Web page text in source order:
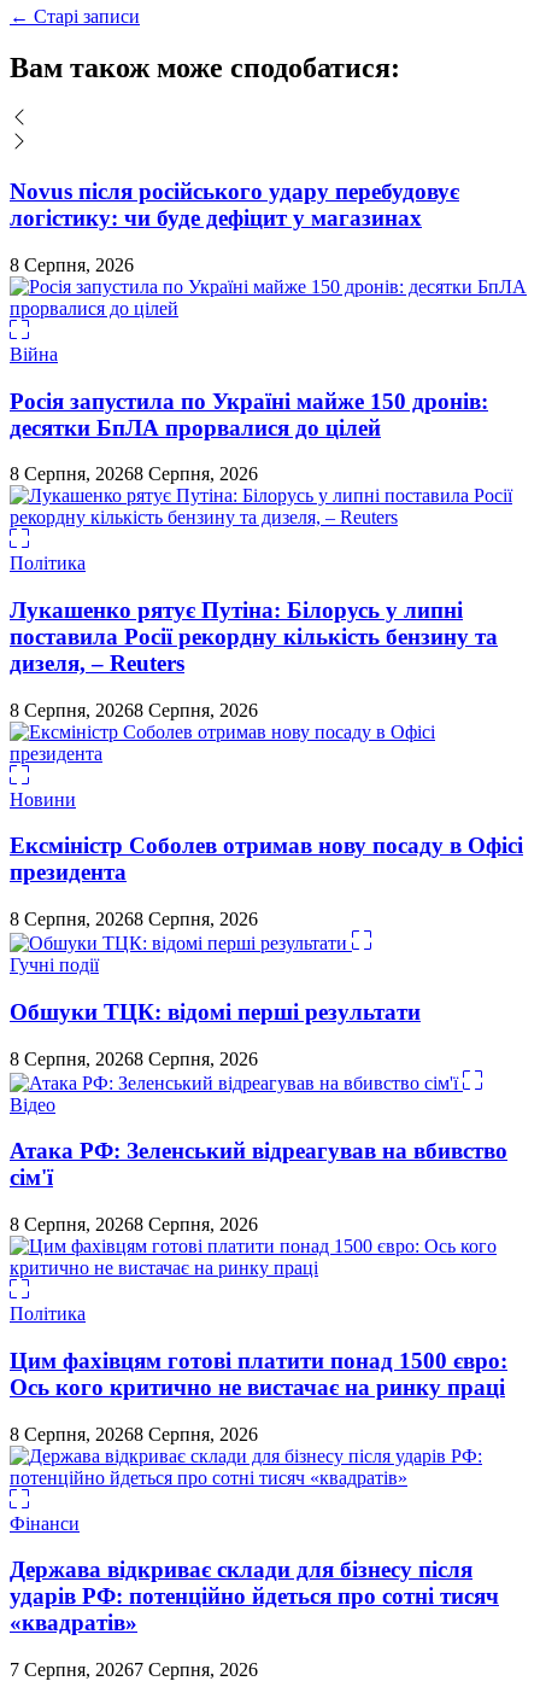
Навігація
за
записами
← Старі записи
Вам також може сподобатися:
Novus після російського удару перебудовує
логістику: чи буде дефіцит у магазинах
8 Серпня, 2026
Війна
Росія запустила по Україні майже 150 дронів:
десятки БпЛА прорвалися до цілей
8 Серпня, 20268 Серпня, 2026
Політика
Лукашенко рятує Путіна: Білорусь у липні
поставила Росії рекордну кількість бензину та
дизеля, – Reuters
8 Серпня, 20268 Серпня, 2026
Новини
Ексміністр Соболев отримав нову посаду в Офісі
президента
8 Серпня, 20268 Серпня, 2026
Гучні події
Обшуки ТЦК: відомі перші результати
8 Серпня, 20268 Серпня, 2026
Відео
Атака РФ: Зеленський відреагував на вбивство
сім'ї
8 Серпня, 20268 Серпня, 2026
Політика
Цим фахівцям готові платити понад 1500 євро:
Ось кого критично не вистачає на ринку праці
8 Серпня, 20268 Серпня, 2026
Фінанси
Держава відкриває склади для бізнесу після
ударів РФ: потенційно йдеться про сотні тисяч
«квадратів»
7 Серпня, 20267 Серпня, 2026